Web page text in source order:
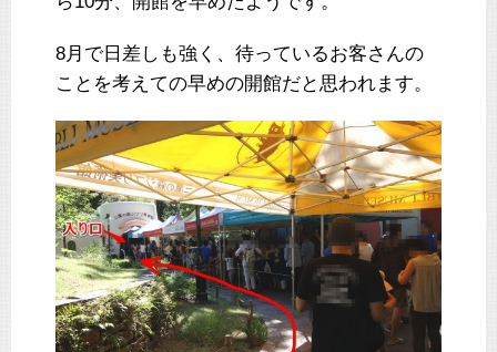
8月で日差しも強く、待っているお客さんの
ことを考えての早めの開館だと思われます。